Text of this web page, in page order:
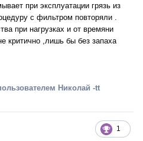
при эксплуатации грязь из
с фильтром повторяли .
при нагрузках и от времяни
критично ,лишь бы без запаха
Николай -tt
1